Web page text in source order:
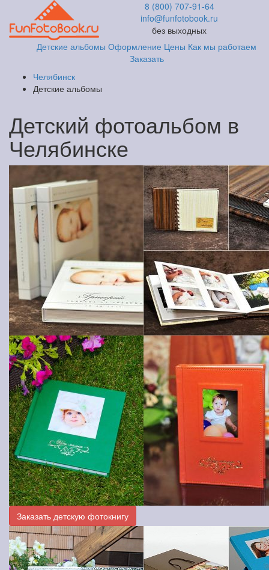
8 (800) 707-91-64
info@funfotobook.ru
без выходных
Детские альбомы Оформление Цены Как мы работаем
Заказать
Челябинск
Детские альбомы
Детский фотоальбом в
Челябинске
Заказать детскую фотокнигу